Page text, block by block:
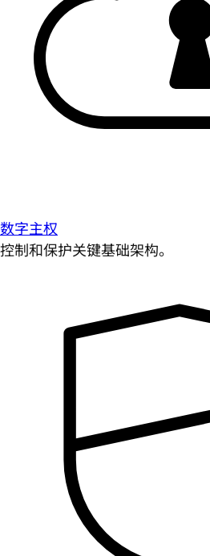
数字主权
控制和保护关键基础架构。